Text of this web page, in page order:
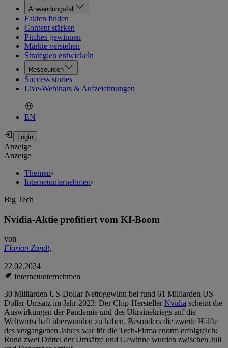
Anwendungsfall
Fakten finden
Content stärken
Pitches gewinnen
Märkte verstehen
Strategien entwickeln
Ressourcen
Success stories
Live-Webinars & Aufzeichnungen
EN
Anzeige
Anzeige
Themen›
Internetunternehmen›
Big Tech
Nvidia-Aktie profitiert vom KI-Boom
von
Florian Zandt,
22.02.2024
Internetunternehmen
30 Milliarden US-Dollar Nettogewinn bei rund 61 Milliarden US-
Dollar Umsatz im Jahr 2023: Der Chip-HerstellerNvidia scheint die
Auswirkungen der Pandemie und des Ukrainekriegs auf die
Weltwirtschaft überwunden zu haben. Besonders die zweite Hälfte
des vergangenen Jahres war für die Tech-Firma enorm erfolgreich:
Rund zwei Drittel der Umsätze und Gewinne wurden zwischen Juli